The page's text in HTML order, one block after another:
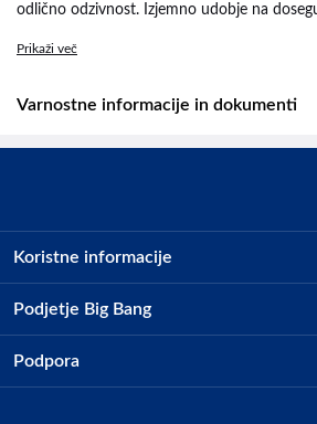
odlično odzivnost. Izjemno udobje na
Prikaži več
Varnostne informacije in dokumenti
Podatki o proizvajalcu
hello@3mk.pl
Odgovorna oseba v EU
Podjetje Big Bang
Koristne informacije
Storitve
Dostava, vnos in odvoz
Podpora